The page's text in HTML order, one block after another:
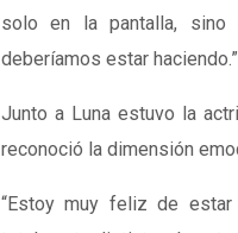
solo en la pantalla, sino
deberíamos estar haciendo.”
Junto a Luna estuvo la
reconoció la dimensión
“Estoy muy feliz de